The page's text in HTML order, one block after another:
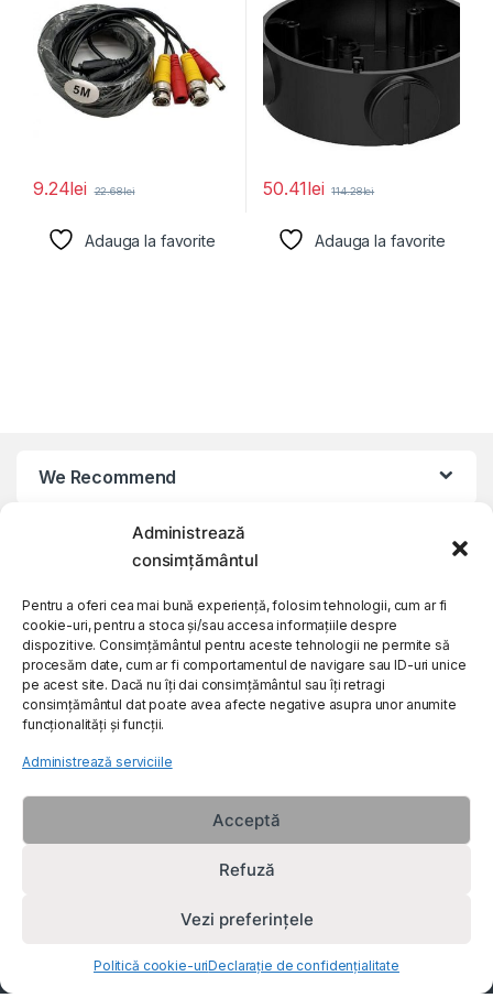
Administrează
consimțământul
Pentru a oferi cea mai bună experiență, folosim tehnologii, cum ar fi
cookie-uri, pentru a stoca și/sau accesa informațiile despre
dispozitive. Consimțământul pentru aceste tehnologii ne permite să
procesăm date, cum ar fi comportamentul de navigare sau ID-uri unice
pe acest site. Dacă nu îți dai consimțământul sau îți retragi
consimțământul dat poate avea afecte negative asupra unor anumite
funcționalități și funcții.
Administrează serviciile
Acceptă
Refuză
Vezi preferințele
Politică cookie-uriDeclarație de confidențialitate
9.24lei 22.68lei
Adauga la favorite
50.41lei 114.28lei
Adauga la favorite
We Recommend
My Account
Customer Care
About Us